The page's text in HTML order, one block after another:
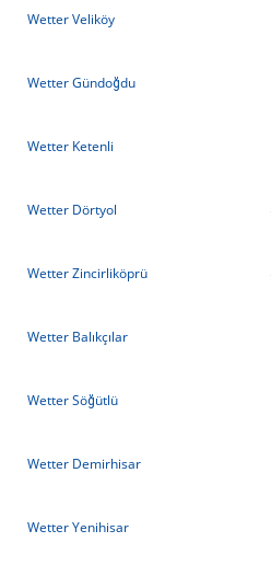
Wetter Veliköy
Wetter Gündoğdu
Wetter Ketenli
Wetter Dörtyol
Wetter Zincirliköprü
Wetter Balıkçılar
Wetter Söğütlü
Wetter Demirhisar
Wetter Yenihisar